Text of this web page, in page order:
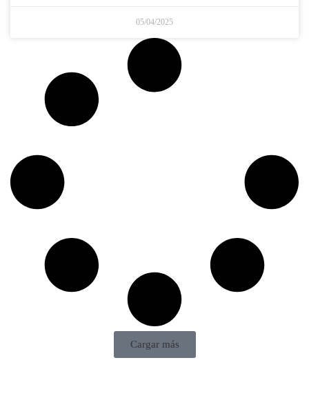
05/04/2025
Cargar más